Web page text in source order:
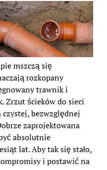
mszczą się
rozkopany
trawnik i
Zrzut ścieków do sieci
bezwzględnej
zaprojektowana
absolutnie
lat. Aby tak się stało,
i postawić na